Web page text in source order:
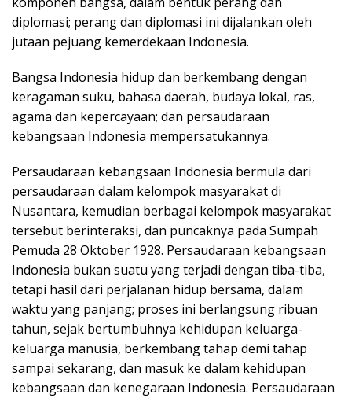
diplomasi; perang dan diplomasi ini dijalankan oleh
jutaan pejuang kemerdekaan Indonesia.
Bangsa Indonesia hidup dan berkembang dengan
keragaman suku, bahasa daerah, budaya lokal, ras,
agama dan kepercayaan; dan persaudaraan
kebangsaan Indonesia mempersatukannya.
Persaudaraan kebangsaan Indonesia bermula dari
persaudaraan dalam kelompok masyarakat di
Nusantara, kemudian berbagai kelompok masyarakat
tersebut berinteraksi, dan puncaknya pada Sumpah
Pemuda 28 Oktober 1928. Persaudaraan kebangsaan
Indonesia bukan suatu yang terjadi dengan tiba-tiba,
tetapi hasil dari perjalanan hidup bersama, dalam
waktu yang panjang; proses ini berlangsung ribuan
tahun, sejak bertumbuhnya kehidupan keluarga-
keluarga manusia, berkembang tahap demi tahap
sampai sekarang, dan masuk ke dalam kehidupan
kebangsaan dan kenegaraan Indonesia. Persaudaraan